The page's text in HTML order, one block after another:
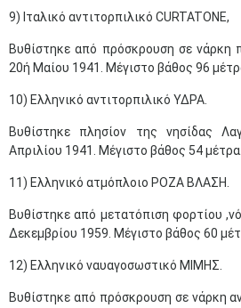
9) Ιταλικό αντιτορπιλικό CURTATONE,
Βυθίστηκε από πρόσκρουση σε νάρκη
20ή Μαίου 1941. Μέγιστο βάθος 96
10) Ελληνικό αντιτορπιλικό ΥΔΡΑ.
Βυθίστηκε πλησίον της νησίδας
Απριλίου 1941. Μέγιστο βάθος 54
11) Ελληνικό ατμόπλοιο ΡΟΖΑ ΒΛΑΣΗ.
Βυθίστηκε από μετατόπιση φορτίου
Δεκεμβρίου 1959. Μέγιστο βάθος 60
12) Ελληνικό ναυαγοσωστικό ΜΙΜΗΣ.
Βυθίστηκε από πρόσκρουση σε νάρκη